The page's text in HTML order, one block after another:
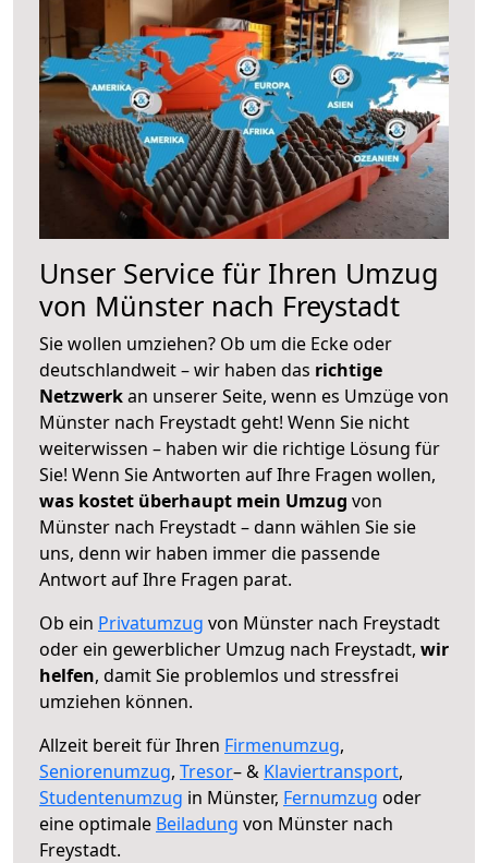
Unser Service für Ihren Umzug
von Münster nach Freystadt
Sie wollen umziehen? Ob um die Ecke oder
deutschlandweit – wir haben das richtige
Netzwerkan unserer Seite, wenn es Umzüge von
Münster nach Freystadt geht! Wenn Sie nicht
weiterwissen – haben wir die richtige Lösung für
Sie! Wenn Sie Antworten auf Ihre Fragen wollen,
was kostet überhaupt mein Umzug von
Münster nach Freystadt – dann wählen Sie sie
uns, denn wir haben immer die passende
Antwort auf Ihre Fragen parat.
Ob ein Privatumzug von Münster nach Freystadt
oder ein gewerblicher Umzug nach Freystadt, wir
helfen, damit Sie problemlos und stressfrei
umziehen können.
Allzeit bereit für Ihren Firmenumzug,
Seniorenumzug, Tresor– & Klaviertransport,
Studentenumzug in Münster, Fernumzug oder
eine optimale Beiladung von Münster nach
Freystadt.